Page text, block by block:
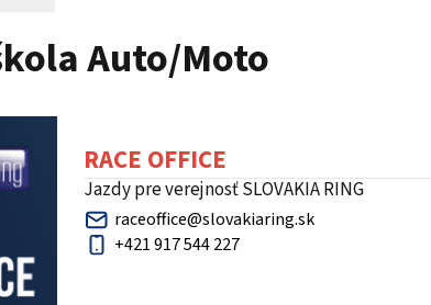
Auto/Moto
RACE OFFICE
Jazdy pre verejnosť SLOVAKIA RING
raceoffice@slovakiaring.sk
+421 917 544 227